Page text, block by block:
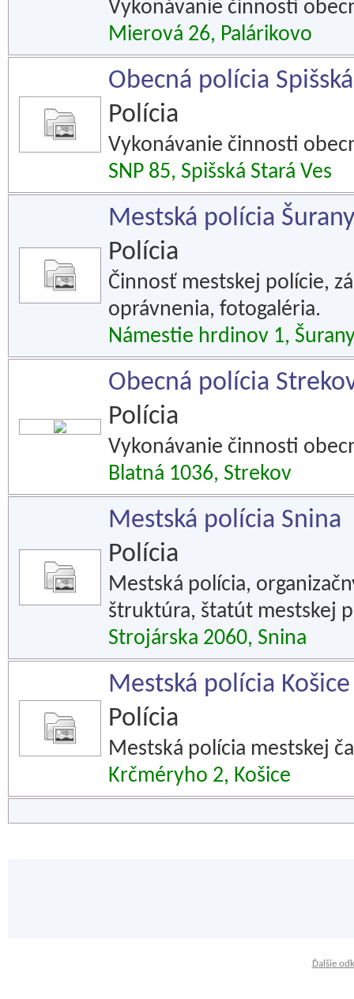
Vykonávanie činnosti
Mierová 26, Palárikovo
Obecná polícia
Polícia
Vykonávanie činnosti
SNP 85, Spišská Stará Ves
Mestská polícia Šurany
Polícia
Činnosť mestskej polície,
oprávnenia, fotogaléria.
Námestie hrdinov 1,
Obecná polícia
Polícia
Vykonávanie činnosti
Blatná 1036, Strekov
Mestská polícia Snina
Polícia
Mestská polícia,
štruktúra, štatút mestskej
Strojárska 2060, Snina
Mestská polícia
Polícia
Mestská polícia mestskej
Krčméryho 2, Košice
Ďalšie